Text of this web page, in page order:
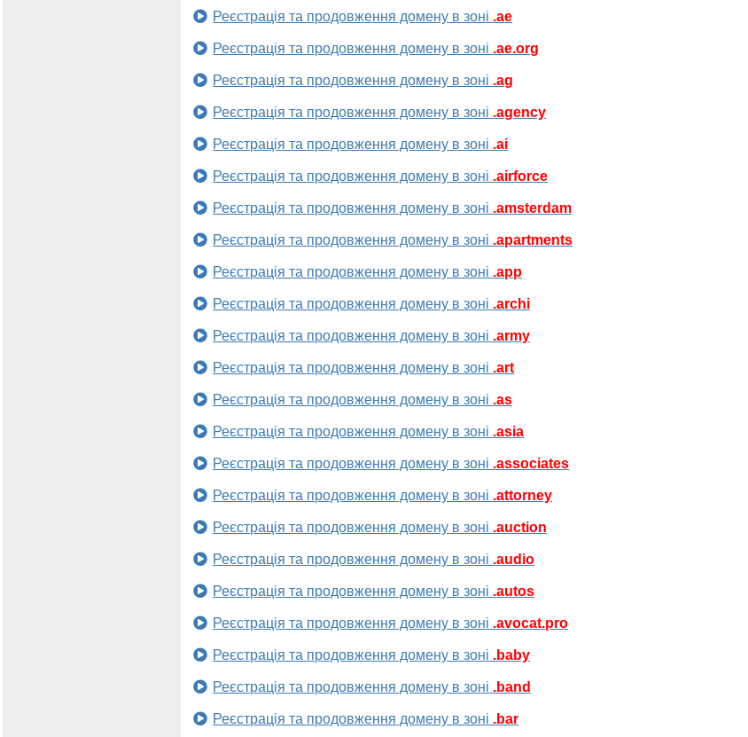
Реєстрація та продовження домену в зоні .ae
Реєстрація та продовження домену в зоні .ae.org
Реєстрація та продовження домену в зоні .ag
Реєстрація та продовження домену в зоні .agency
Реєстрація та продовження домену в зоні .ai
Реєстрація та продовження домену в зоні .airforce
Реєстрація та продовження домену в зоні .amsterdam
Реєстрація та продовження домену в зоні .apartments
Реєстрація та продовження домену в зоні .app
Реєстрація та продовження домену в зоні .archi
Реєстрація та продовження домену в зоні .army
Реєстрація та продовження домену в зоні .art
Реєстрація та продовження домену в зоні .as
Реєстрація та продовження домену в зоні .asia
Реєстрація та продовження домену в зоні .associates
Реєстрація та продовження домену в зоні .attorney
Реєстрація та продовження домену в зоні .auction
Реєстрація та продовження домену в зоні .audio
Реєстрація та продовження домену в зоні .autos
Реєстрація та продовження домену в зоні .avocat.pro
Реєстрація та продовження домену в зоні .baby
Реєстрація та продовження домену в зоні .band
Реєстрація та продовження домену в зоні .bar